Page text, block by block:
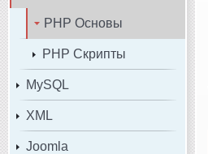
PHP Основы
PHP Скрипты
MySQL
XML
Joomla